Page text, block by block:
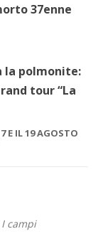
37enne
la polmonite:
tour “La
E IL 19 AGOSTO
I campi